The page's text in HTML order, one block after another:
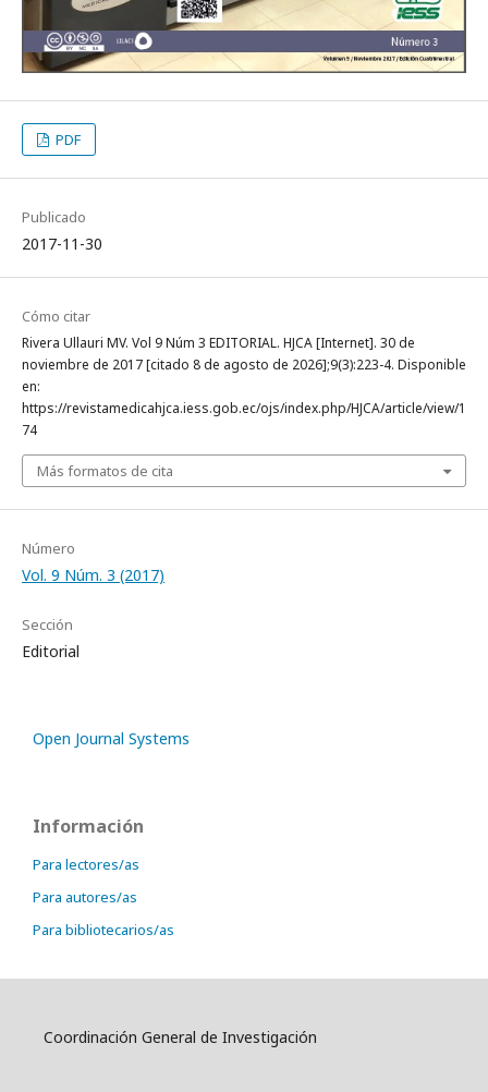
PDF
Publicado
2017-11-30
Cómo citar
Rivera Ullauri MV. Vol 9 Núm 3 EDITORIAL. HJCA [Internet]. 30 de
noviembre de 2017 [citado 8 de agosto de 2026];9(3):223-4. Disponible
en:
https://revistamedicahjca.iess.gob.ec/ojs/index.php/HJCA/article/view/1
74
Más formatos de cita
Número
Vol. 9 Núm. 3 (2017)
Sección
Editorial
Open Journal Systems
Información
Para lectores/as
Para autores/as
Para bibliotecarios/as
Coordinación General de Investigación